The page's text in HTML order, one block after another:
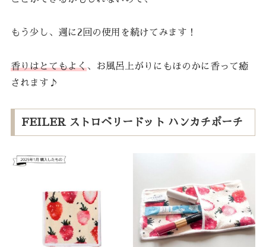
もう少し、週に2回の使用を続けてみます！
香りはとてもよく、お風呂上がりにもほのかに香って癒
されます♪
FEILER ストロベリードット ハンカチポーチ